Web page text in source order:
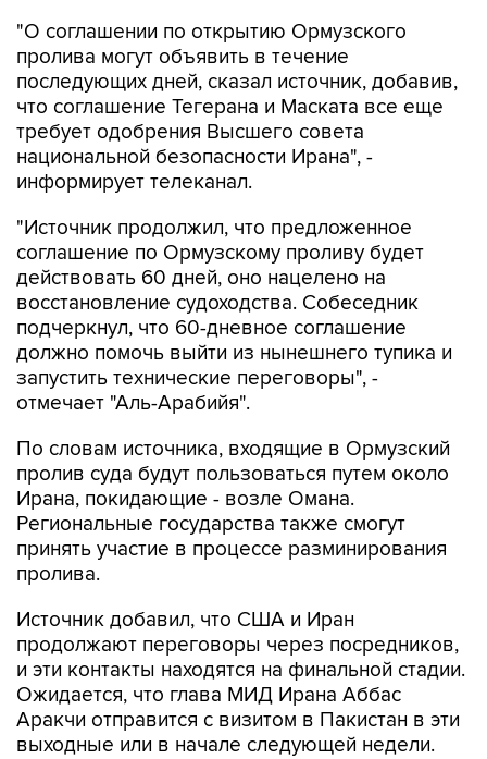
"О соглашении по открытию Ормузского
пролива могут объявить в течение
последующих дней, сказал источник, добавив,
что соглашение Тегерана и Маската все еще
требует одобрения Высшего совета
национальной безопасности Ирана", -
информирует телеканал.
"Источник продолжил, что предложенное
соглашение по Ормузскому проливу будет
действовать 60 дней, оно нацелено на
восстановление судоходства. Собеседник
подчеркнул, что 60-дневное соглашение
должно помочь выйти из нынешнего тупика и
запустить технические переговоры", -
отмечает "Аль-Арабийя".
По словам источника, входящие в Ормузский
пролив суда будут пользоваться путем около
Ирана, покидающие - возле Омана.
Региональные государства также смогут
принять участие в процессе разминирования
пролива.
Источник добавил, что США и Иран
продолжают переговоры через посредников,
и эти контакты находятся на финальной стадии.
Ожидается, что глава МИД Ирана Аббас
Аракчи отправится с визитом в Пакистан в эти
выходные или в начале следующей недели.